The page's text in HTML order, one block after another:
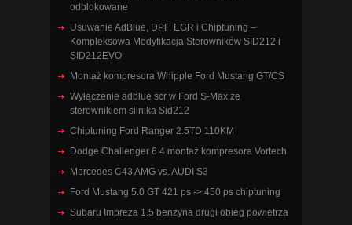
odblokowane
Usuwanie AdBlue, DPF, EGR i Chiptuning –
Kompleksowa Modyfikacja Sterowników SID212 i
SID212EVO
Montaż kompresora Whipple Ford Mustang GT/CS
Wyłączenie adblue scr w Ford S-Max ze
sterownikiem silnika Sid212
Chiptuning Ford Ranger 2.5TD 110KM
Dodge Challenger 6.4 montaż kompresora Vortech
Mercedes C43 AMG vs. AUDI S3
Ford Mustang 5.0 GT 421 ps -> 450 ps chiptuning
Subaru Impreza 1.5 benzyna drugi obieg powietrza